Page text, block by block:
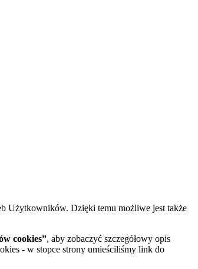
Użytkowników. Dzięki temu możliwe jest także
cookies”, aby zobaczyć szczegółowy opis
- w stopce strony umieściliśmy link do